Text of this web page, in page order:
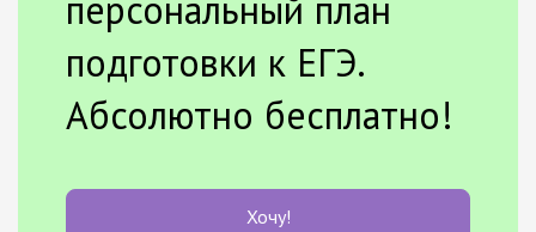
подготовки к ЕГЭ.
Абсолютно бесплатно!
Хочу!